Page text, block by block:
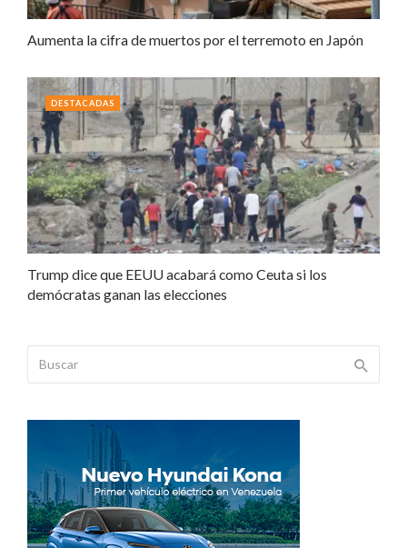
Aumenta la cifra de muertos por el terremoto en Japón
Trump dice que EEUU acabará como Ceuta si los
demócratas ganan las elecciones
DESTACADAS